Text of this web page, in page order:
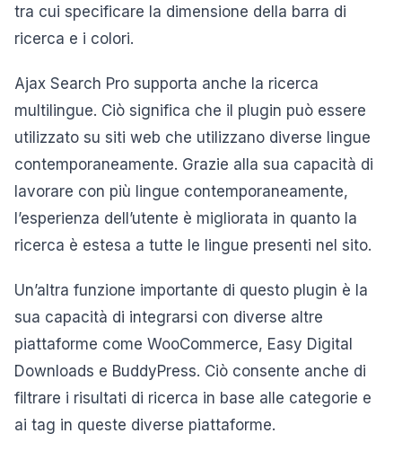
tra cui specificare la dimensione della barra di
ricerca e i colori.
Ajax Search Pro supporta anche la ricerca
multilingue. Ciò significa che il plugin può essere
utilizzato su siti web che utilizzano diverse lingue
contemporaneamente. Grazie alla sua capacità di
lavorare con più lingue contemporaneamente,
l’esperienza dell’utente è migliorata in quanto la
ricerca è estesa a tutte le lingue presenti nel sito.
Un’altra funzione importante di questo plugin è la
sua capacità di integrarsi con diverse altre
piattaforme come WooCommerce, Easy Digital
Downloads e BuddyPress. Ciò consente anche di
filtrare i risultati di ricerca in base alle categorie e
ai tag in queste diverse piattaforme.